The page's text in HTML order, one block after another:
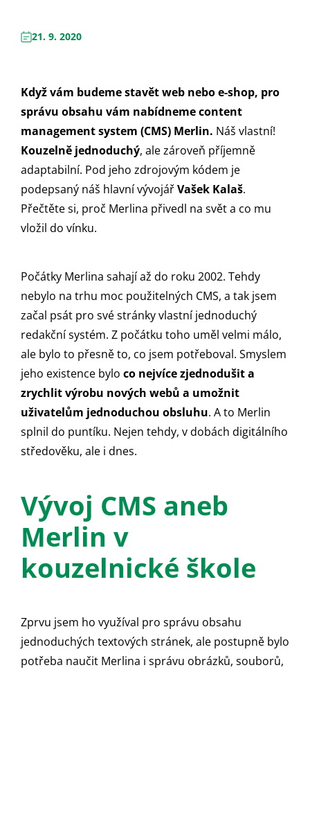
21. 9. 2020
Když vám budeme stavět web nebo e-shop, pro
správu obsahu vám nabídneme content
management system (CMS) Merlin. Náš vlastní!
Kouzelně jednoduchý, ale zároveň příjemně
adaptabilní. Pod jeho zdrojovým kódem je
podepsaný náš hlavní vývojářVašek Kalaš.
Přečtěte si, proč Merlina přivedl na svět a co mu
vložil do vínku.
Počátky Merlina sahají až do roku 2002. Tehdy
nebylo na trhu moc použitelných CMS, a tak jsem
začal psát pro své stránky vlastní jednoduchý
redakční systém. Z počátku toho uměl velmi málo,
ale bylo to přesně to, co jsem potřeboval. Smyslem
jeho existence bylo co nejvíce zjednodušit a
zrychlit výrobu nových webů a umožnit
uživatelům jednoduchou obsluhu. A to Merlin
splnil do puntíku. Nejen tehdy, v dobách digitálního
středověku, ale i dnes.
Vývoj CMS aneb
Merlin v
kouzelnické škole
Zprvu jsem ho využíval pro správu obsahu
jednoduchých textových stránek, ale postupně bylo
potřeba naučit Merlina i správu obrázků, souborů,